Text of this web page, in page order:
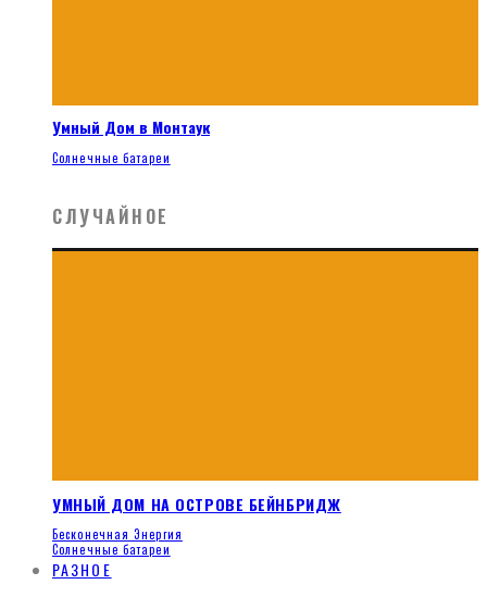
Умный Дом в Монтаук
Солнечные батареи
СЛУЧАЙНОЕ
УМНЫЙ ДОМ НА ОСТРОВЕ БЕЙНБРИДЖ
Бесконечная Энергия
Солнечные батареи
РАЗНОЕ